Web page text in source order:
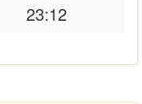
23:12